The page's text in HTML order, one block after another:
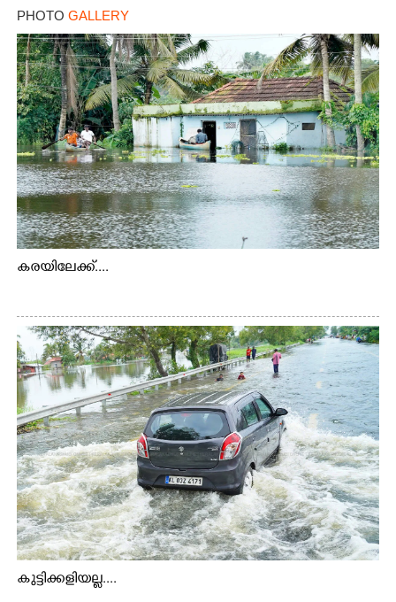
PHOTO GALLERY
കരയിലേക്ക്....
കുട്ടിക്കളിയല്ല....